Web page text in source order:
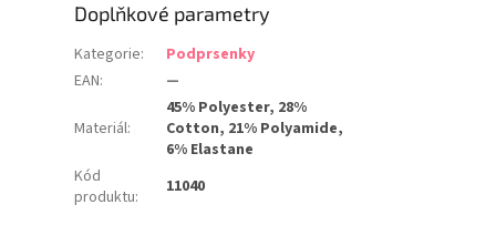
Doplňkové parametry
Kategorie:
Podprsenky
EAN: —
Materiál:
45% Polyester, 28%
Cotton, 21% Polyamide,
6% Elastane
Kód
produktu: 11040